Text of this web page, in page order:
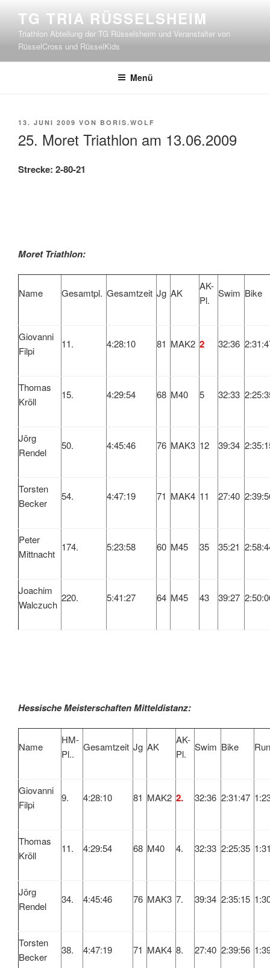
springen
TG TRIA RÜSSELSHEIM
Triathlon Abteilung der TG Rüsselsheim und Veranstalter von
RüsselCross und RüsselKids
Menü
VERÖFFENTLICHT
13. JUNI 2009 VON BORIS.WOLF
25. Moret Triathlon am 13.06.2009
Strecke: 2-80-21
Moret Triathlon:
Name Gesamtpl. Gesamtzeit Jg AK
AK-
Pl.
Swim Bike
Giovanni
Filpi
11. 4:28:10 81 MAK2 2 32:36
Thomas
Kröll
15. 4:29:54 68 M40 5 32:33
Jörg
Rendel
50. 4:45:46 76 MAK3 12 39:34
Torsten
Becker
54. 4:47:19 71 MAK4 11 27:40
Peter
Mittnacht
174. 5:23:58 60 M45 35 35:21
Joachim
Walczuch
220. 5:41:27 64 M45 43 39:27
Hessische Meisterschaften Mitteldistanz:
Name
HM-
Pl..
Gesamtzeit Jg AK
AK-
Pl.
Swim Bike Run
Giovanni
Filpi
9. 4:28:10 81 MAK2 2. 32:36 2:31:47
Thomas
Kröll
11. 4:29:54 68 M40 4. 32:33 2:25:35
Jörg
Rendel
34. 4:45:46 76 MAK3 7. 39:34 2:35:15
Torsten
Becker
38. 4:47:19 71 MAK4 8. 27:40 2:39:56